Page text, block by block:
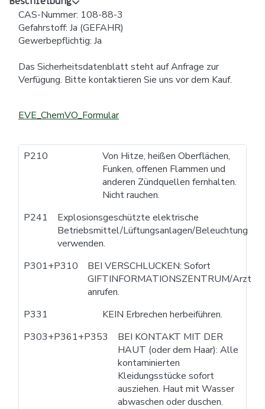
CAS-Nummer: 108-88-3
Gefahrstoff: Ja (GEFAHR)
Gewerbepflichtig: Ja
Das Sicherheitsdatenblatt steht auf Anfrage zur
Verfügung. Bitte kontaktieren Sie uns vor dem Kauf.
EVE_ChemVO_Formular
P210
Von Hitze, heißen Oberflächen,
Funken, offenen Flammen und
anderen Zündquellen fernhalten.
Nicht rauchen.
P241
Explosionsgeschützte elektrische
Betriebsmittel/Lüftungsanlagen/Beleuchtung
verwenden.
P301+P310
BEI VERSCHLUCKEN: Sofort
GIFTINFORMATIONSZENTRUM/Arzt
anrufen.
P331
KEIN Erbrechen herbeiführen.
P303+P361+P353
BEI KONTAKT MIT DER
HAUT (oder dem Haar): Alle
kontaminierten
Kleidungsstücke sofort
ausziehen. Haut mit Wasser
abwaschen oder duschen.